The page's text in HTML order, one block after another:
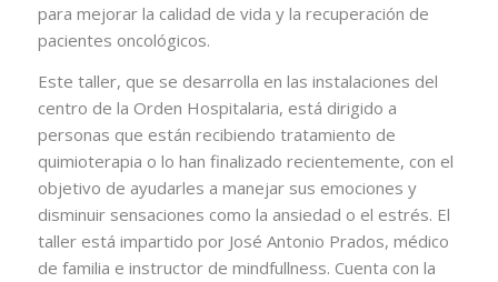
para mejorar la calidad de vida y la recuperación de
pacientes oncológicos.
Este taller, que se desarrolla en las instalaciones del
centro de la Orden Hospitalaria, está dirigido a
personas que están recibiendo tratamiento de
quimioterapia o lo han finalizado recientemente, con el
objetivo de ayudarles a manejar sus emociones y
disminuir sensaciones como la ansiedad o el estrés. El
taller está impartido por José Antonio Prados, médico
de familia e instructor de mindfullness. Cuenta con la